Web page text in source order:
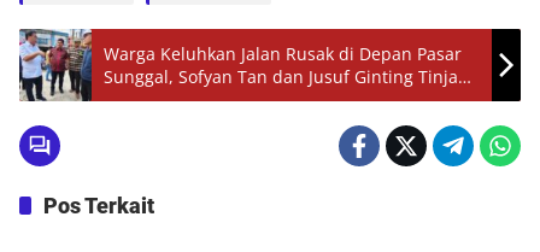
Warga Keluhkan Jalan Rusak di Depan Pasar
Sunggal, Sofyan Tan dan Jusuf Ginting Tinjau
Lokasi
Pos Terkait
Politik